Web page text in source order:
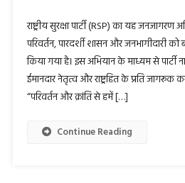
राष्ट्रीय सुरक्षा पार्टी (RSP) का यह
परिवर्तन, पारदर्शी शासन और जनभागीदारी
किया गया है। इस अभियान के माध्यम से पार्टी
ईमानदार नेतृत्व और राष्ट्रहित के प्रति
“परिवर्तन और क्रांति से हमें […]
Continue Reading